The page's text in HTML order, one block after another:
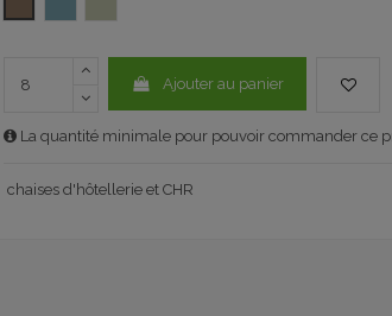
Ajouter au panier
La quantité minimale pour pouvoir commander ce
chaises d'hôtellerie et CHR